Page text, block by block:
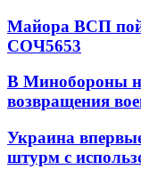
Майора ВСП
СОЧ5653
В Минобороны
возвращения
Украина
штурм с